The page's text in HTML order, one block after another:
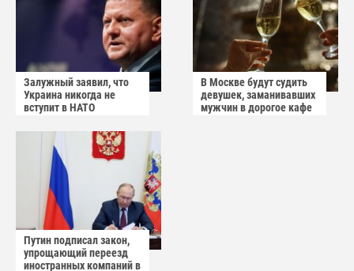
Залужный заявил, что
Украина никогда не
вступит в НАТО
В Москве будут судить
девушек, заманивавших
мужчин в дорогое кафе
Путин подписал закон,
упрощающий переезд
иностранных компаний в